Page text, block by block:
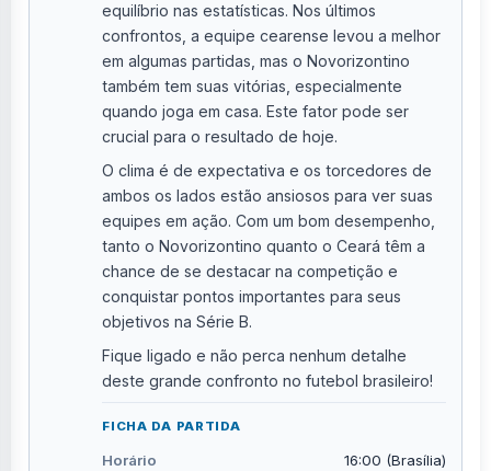
equilíbrio nas estatísticas. Nos últimos
confrontos, a equipe cearense levou a melhor
em algumas partidas, mas o Novorizontino
também tem suas vitórias, especialmente
quando joga em casa. Este fator pode ser
crucial para o resultado de hoje.
O clima é de expectativa e os torcedores de
ambos os lados estão ansiosos para ver suas
equipes em ação. Com um bom desempenho,
tanto o Novorizontino quanto o Ceará têm a
chance de se destacar na competição e
conquistar pontos importantes para seus
objetivos na Série B.
Fique ligado e não perca nenhum detalhe
deste grande confronto no futebol brasileiro!
FICHA DA PARTIDA
Horário
16:00 (Brasília)